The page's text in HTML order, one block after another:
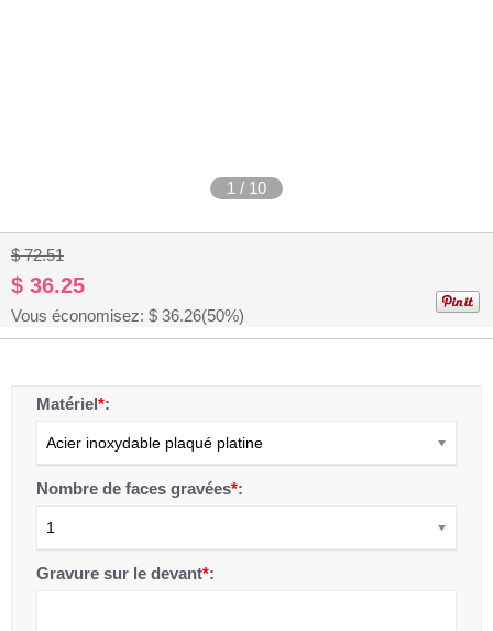
1 / 10
$ 72.51
$ 36.25
Vous économisez: $ 36.26(50%)
Matériel*:
Acier inoxydable plaqué platine
Nombre de faces gravées*:
1
Gravure sur le devant*: